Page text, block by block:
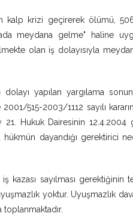
kalp krizi geçirerek ölümü,
meydana gelme" haline
olan iş dolayısıyla
dolayı yapılan yargılama
515-2003/1112 sayılı
21. Hukuk Dairesinin 12.4.2004
hükmün dayandığı gerektirici
iş kazası sayılması
yoktur. Uyuşmazlık
toplanmaktadır.